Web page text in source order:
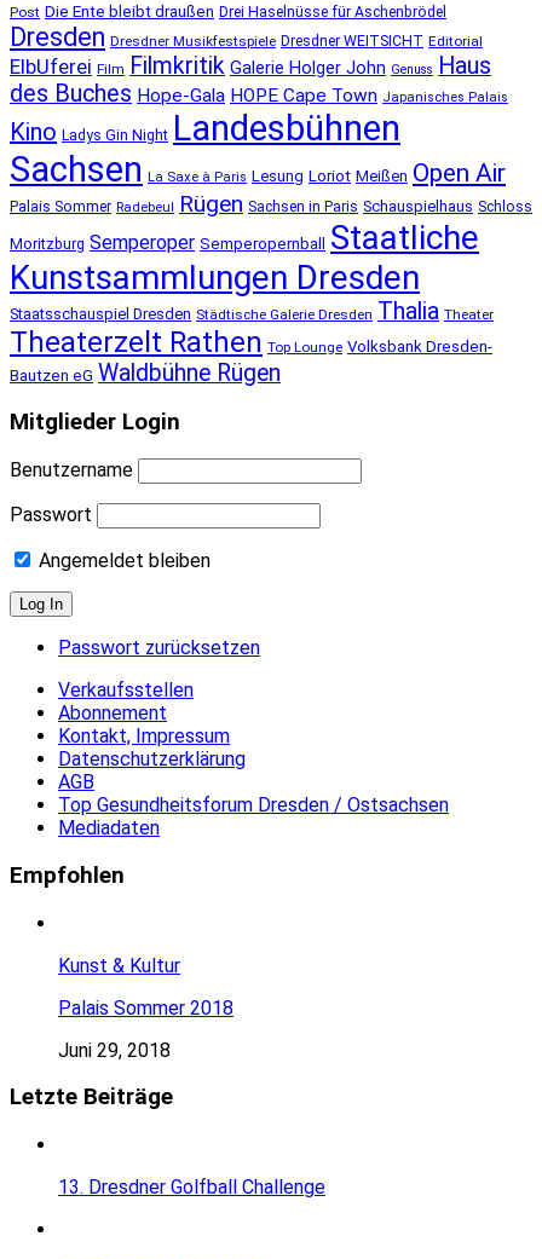
Post Die Ente bleibt draußen Drei Haselnüsse für Aschenbrödel
Dresden Dresdner Musikfestspiele Dresdner WEITSICHT Editorial
ElbUferei Film Filmkritik Galerie Holger John Genuss
Haus
des Buches Hope-Gala HOPE Cape Town Japanisches Palais
Kino Ladys Gin Night Landesbühnen
Sachsen La Saxe à Paris Lesung Loriot Meißen Open Air
Palais Sommer Radebeul Rügen Sachsen in Paris Schauspielhaus Schloss
Moritzburg Semperoper Semperopernball Staatliche
Kunstsammlungen Dresden
Staatsschauspiel Dresden Städtische Galerie Dresden Thalia Theater
Theaterzelt Rathen Top Lounge Volksbank Dresden-
Bautzen eG Waldbühne Rügen
Mitglieder Login
Benutzername
Passwort
Angemeldet bleiben
Passwort zurücksetzen
Verkaufsstellen
Abonnement
Kontakt, Impressum
Datenschutzerklärung
AGB
Top Gesundheitsforum Dresden / Ostsachsen
Mediadaten
Empfohlen
Kunst & Kultur
Palais Sommer 2018
Juni 29, 2018
Letzte Beiträge
13. Dresdner Golfball Challenge